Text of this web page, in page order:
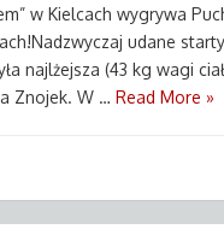
w Kielcach wygrywa
udane
najlżejsza (43 kg wagi
Znojek. W … Read More »